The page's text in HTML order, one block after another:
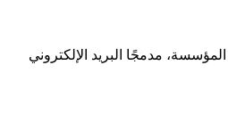
مدمجًا البريد الإلكتروني